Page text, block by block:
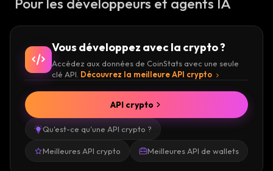
Vous développez avec la crypto ?
Accédez aux données de CoinStats avec une seule
clé API. Découvrez la meilleure API crypto
Qu'est-ce qu'une API crypto ?
Meilleures API crypto Meilleures API de wallets
API crypto